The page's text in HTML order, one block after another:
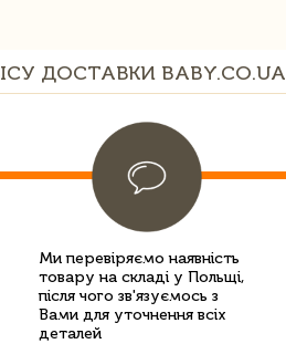
ДОСТАВКИ BABY.CO.UA
Ми перевіряємо наявність
товару на складі у Польщі,
після чого зв'язуємось з
Вами для уточнення всіх
деталей